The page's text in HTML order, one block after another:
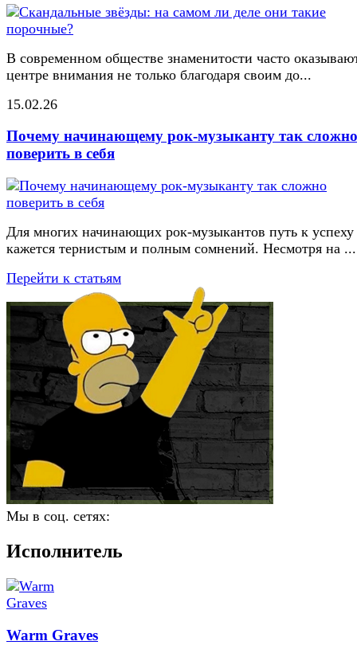
В современном обществе знаменитости часто
центре внимания не только благодаря своим до...
15.02.26
Почему начинающему рок-музыканту так сложно
поверить в себя
Для многих начинающих рок-музыкантов путь к успеху
кажется тернистым и полным сомнений. Несмотря на ...
Перейти к статьям
Мы в соц. сетях:
Исполнитель
Warm Graves